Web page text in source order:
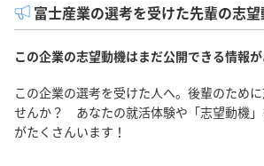
富士産業の選考を受けた先輩の志
この企業の志望動機はまだ公開できる情報
この企業の選考を受けた人へ。後輩のため
せんか？ あなたの就活体験や「志望動機
がたくさんいます！